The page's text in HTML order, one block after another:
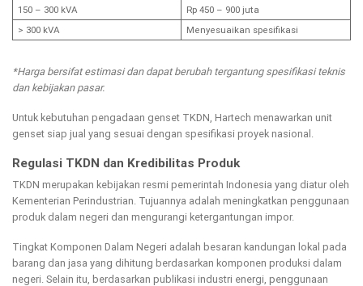
150 – 300 kVA
Rp 450 – 900 juta
> 300 kVA
Menyesuaikan spesifikasi
*Harga bersifat estimasi dan dapat berubah tergantung spesifikasi teknis
dan kebijakan pasar.
Untuk kebutuhan pengadaan genset TKDN, Hartech menawarkan unit
genset siap jual yang sesuai dengan spesifikasi proyek nasional.
Regulasi TKDN dan Kredibilitas Produk
TKDN merupakan kebijakan resmi pemerintah Indonesia yang diatur oleh
Kementerian Perindustrian. Tujuannya adalah meningkatkan penggunaan
produk dalam negeri dan mengurangi ketergantungan impor.
Tingkat Komponen Dalam Negeri adalah besaran kandungan lokal pada
barang dan jasa yang dihitung berdasarkan komponen produksi dalam
negeri. Selain itu, berdasarkan publikasi industri energi, penggunaan